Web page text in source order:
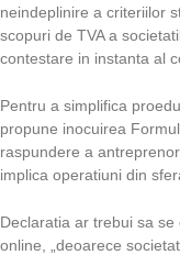
neindeplinire a criteriilor
scopuri de TVA a
contestare in instanta al
Pentru a simplifica
propune inocuirea
raspundere a
implica operatiuni din
Declaratia ar trebui sa
online, „deoarece